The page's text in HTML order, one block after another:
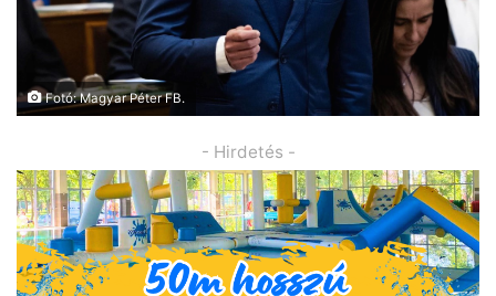
Fotó: Magyar Péter FB.
- Hirdetés -